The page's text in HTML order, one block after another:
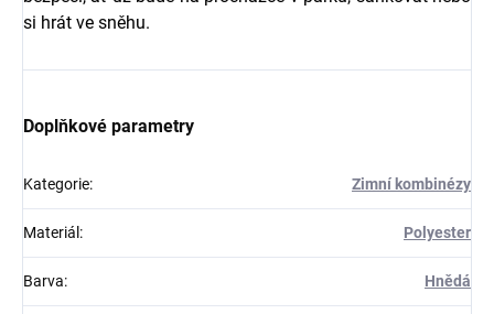
si hrát ve sněhu.
Doplňkové parametry
Kategorie: Zimní kombinézy
Materiál : Polyester
Barva: Hnědá